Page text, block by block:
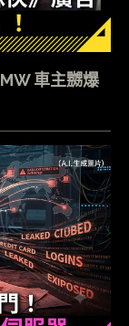
車主嬲爆